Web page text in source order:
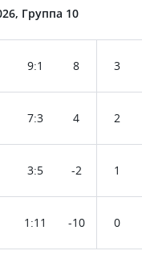
Группа 10
9:1 8 3
7:3 4 2
3:5 -2 1
1 :11 -10 0